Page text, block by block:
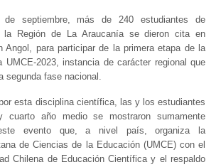
de septiembre, más de 240 estudiantes de
la Región de La Araucanía se dieron cita en
Angol, para participar de la primera etapa de la
UMCE-2023, instancia de carácter regional que
segunda fase nacional.
esta disciplina científica, las y los estudiantes
cuarto año medio se mostraron sumamente
evento que, a nivel país, organiza la
de Ciencias de la Educación (UMCE) con el
Chilena de Educación Científica y el respaldo